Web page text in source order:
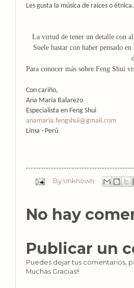
Les gusta la música de raíces o
La virtud de tener un detalle con
Suele bastar con haber pensado
Para conocer más sobre Feng Shui
Con cariño,
Ana María Balarezo
Especialista en Feng Shui
anamaria.fengshui@gmail.com
Lima - Perú
By Unknown
No hay
Publicar un
Puedes dejar tus comentarios,
Muchas Gracias!!